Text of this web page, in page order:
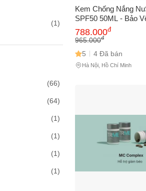
(1)
(66)
(64)
(1)
(1)
(1)
(1)
Kem Chống Nắng
SPF50 50ML - Bảo
Diện, Ngăn Ngừa Lão
Thương Da, Phù Hợp
788.000đ
965.000đ
5 4 Đã bán
Hà Nội, Hồ Chí Minh